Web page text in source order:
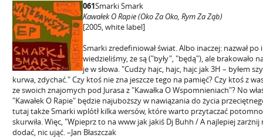
061Smarki Smark
Kawałek O Rapie (Oko Za Oko, Rym Za Ząb)
[2005, white label]
Smarki zredefiniował świat. Albo inaczej: nazwał
wiedzieliśmy, że są ("były", "będą"), ale brakowało
je w słowa. "Cudzy hajc, hajc, hajc jak 3H – byłem
kurwa, zdychać." Czy ktoś nie zna jeszcze tego na pamięć? Czy ktoś z
ze swoich znajomych pod Jurasa z "Kawałka O Wspomnieniach"? No
"Kawałek O Rapie" będzie najuboższy w nawiązania do życia
tutaj także Smarki wplótł kilka wersów, które warto przytaczać
skurwiła. Więc, "Wpieprz to na www jak jakiś Dj Buhh / A najlepiej zarżnij
dodać, nic ująć. –Jan Błaszczak